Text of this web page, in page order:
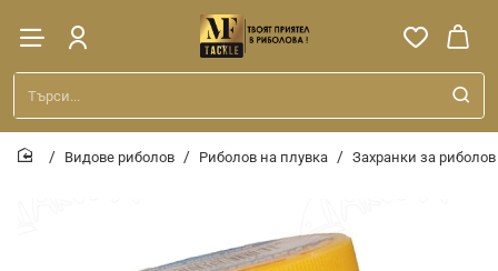
Търси...
Видове риболов Риболов на плувка Захранки за